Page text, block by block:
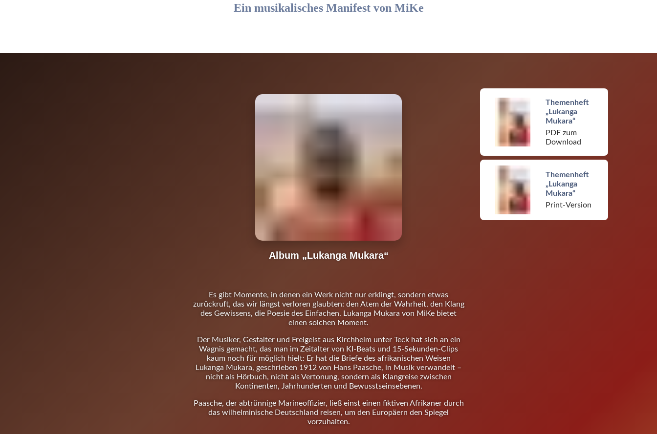
Ein musikalisches Manifest von MiKe
Album „Lukanga Mukara“
Es gibt Momente, in denen ein Werk nicht nur erklingt, sondern etwas
zurückruft, das wir längst verloren glaubten: den Atem der Wahrheit, den Klang
des Gewissens, die Poesie des Einfachen. Lukanga Mukara von MiKe bietet
einen solchen Moment.
Der Musiker, Gestalter und Freigeist aus Kirchheim unter Teck hat sich an ein
Wagnis gemacht, das man im Zeitalter von KI-Beats und 15-Sekunden-Clips
kaum noch für möglich hielt: Er hat die Briefe des afrikanischen Weisen
Lukanga Mukara, geschrieben 1912 von Hans Paasche, in Musik verwandelt –
nicht als Hörbuch, nicht als Vertonung, sondern als Klangreise zwischen
Kontinenten, Jahrhunderten und Bewusstseinsebenen.
Paasche, der abtrünnige Marineoffizier, ließ einst einen fiktiven Afrikaner durch
das wilhelminische Deutschland reisen, um den Europäern den Spiegel
vorzuhalten.
Themenheft
„Lukanga
Mukara“
PDF zum
Download
Themenheft
„Lukanga
Mukara“
Print-Version